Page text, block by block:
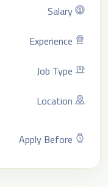
Salary
Experience
Job Type
Location
Apply Before